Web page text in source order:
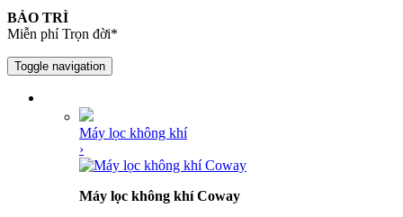
BẢO TRÌ
Miễn phí Trọn đời*
Toggle navigation
Máy lọc không khí
›
Máy lọc không khí Coway